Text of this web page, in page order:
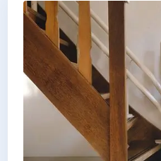
Schneller, sauberer